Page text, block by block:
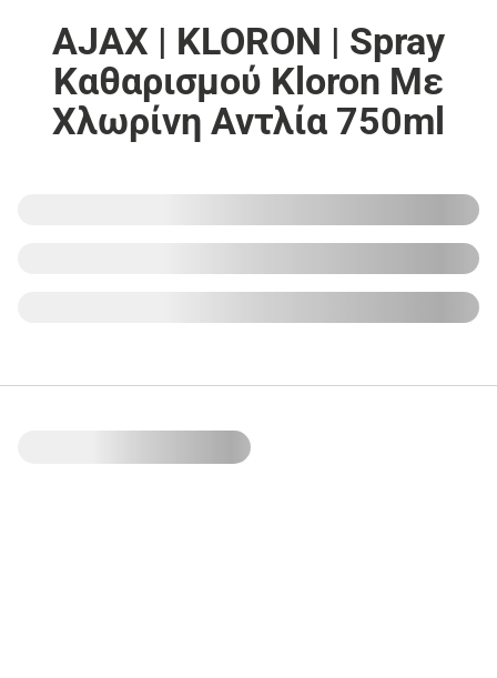
AJAX | KLORON | Spray
Καθαρισμού Kloron Με
Χλωρίνη Αντλία 750ml